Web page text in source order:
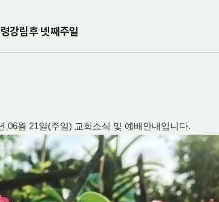
강림후 넷째주일
06월 21일(주일) 교회소식 및 예배안내입니다.